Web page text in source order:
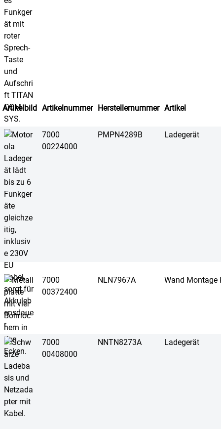
Artikelbild Artikelnummer Herstellernummer Artikel
7000
00224000
PMPN4289B Ladegerät
7000
00372400
NLN7967A Wand Montage
7000
00408000
NNTN8273A Ladegerät